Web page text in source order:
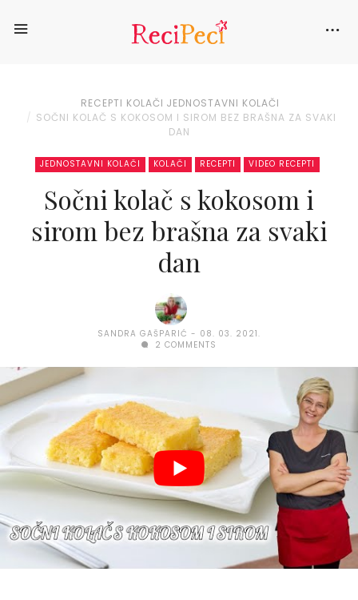
RECEPTI KOLAČI JEDNOSTAVNI KOLAČI
SOČNI KOLAČ S KOKOSOM I SIROM BEZ BRAŠNA ZA SVAKI
DAN
JEDNOSTAVNI KOLAČI KOLAČI RECEPTI VIDEO RECEPTI
Sočni kolač s kokosom i
sirom bez brašna za svaki
dan
SANDRA GAŠPARIĆ
08. 03. 2021.
2 COMMENTS